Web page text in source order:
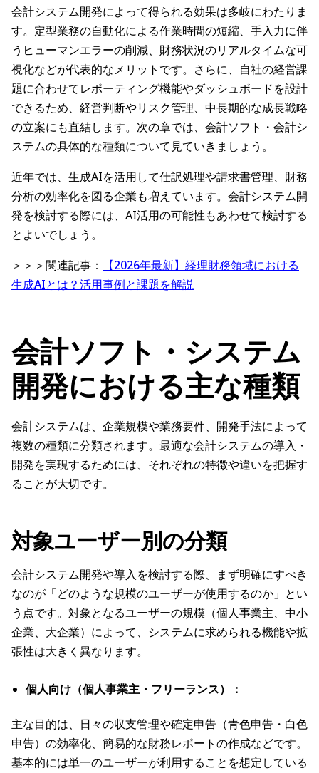
会計システム開発によって得られる効果は多岐にわたりま
す。定型業務の自動化による作業時間の短縮、手入力に伴
うヒューマンエラーの削減、財務状況のリアルタイムな可
視化などが代表的なメリットです。さらに、自社の経営課
題に合わせてレポーティング機能やダッシュボードを設計
できるため、経営判断やリスク管理、中長期的な成長戦略
の立案にも直結します。次の章では、会計ソフト・会計シ
ステムの具体的な種類について見ていきましょう。
近年では、生成AIを活用して仕訳処理や請求書管理、財務
分析の効率化を図る企業も増えています。会計システム開
発を検討する際には、AI活用の可能性もあわせて検討する
とよいでしょう。
＞＞＞関連記事：
【2026年最新】経理財務領域における
生成AIとは？活用事例と課題を解説
会計ソフト・システム
開発における主な種類
会計システムは、企業規模や業務要件、開発手法によって
複数の種類に分類されます。最適な会計システムの導入・
開発を実現するためには、それぞれの特徴や違いを把握す
ることが大切です。
対象ユーザー別の分類
会計システム開発や導入を検討する際、まず明確にすべき
なのが「どのような規模のユーザーが使用するのか」とい
う点です。対象となるユーザーの規模（個人事業主、中小
企業、大企業）によって、システムに求められる機能や拡
張性は大きく異なります。
個人向け（個人事業主・フリーランス）：
主な目的は、日々の収支管理や確定申告（青色申告・白色
申告）の効率化、簡易的な財務レポートの作成などです。
基本的には単一のユーザーが利用することを想定している